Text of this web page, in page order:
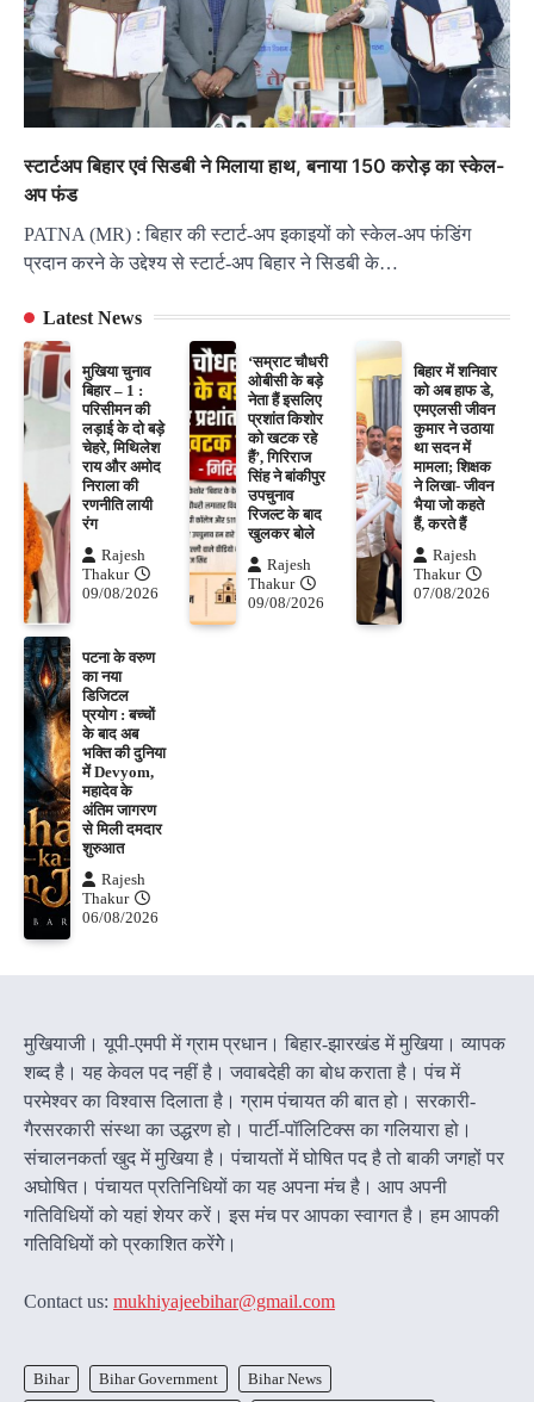
स्टार्टअप बिहार एवं सिडबी ने मिलाया हाथ, बनाया 150 करोड़ का स्केल-
अप फंड
PATNA (MR) : बिहार की स्टार्ट-अप इकाइयों को स्केल-अप फंडिंग
प्रदान करने के उद्देश्य से स्टार्ट-अप बिहार ने सिडबी के…
Latest News
मुखिया चुनाव
बिहार – 1 :
परिसीमन की
लड़ाई के दो बड़े
चेहरे, मिथिलेश
राय और अमोद
निराला की
रणनीति लायी
रंग
Rajesh
Thakur
09/08/2026
‘सम्राट चौधरी
ओबीसी के बड़े
नेता हैं इसलिए
प्रशांत किशोर
को खटक रहे
हैं’, गिरिराज
सिंह ने बांकीपुर
उपचुनाव
रिजल्ट के बाद
खुलकर बोले
Rajesh
Thakur
09/08/2026
बिहार में शनिवार
को अब हाफ डे,
एमएलसी जीवन
कुमार ने उठाया
था सदन में
मामला; शिक्षक
ने लिखा- जीवन
भैया जो कहते
हैं, करते हैं
Rajesh
Thakur
07/08/2026
पटना के वरुण
का नया
डिजिटल
प्रयोग : बच्चों
के बाद अब
भक्ति की दुनिया
में Devyom,
महादेव के
अंतिम जागरण
से मिली दमदार
शुरुआत
Rajesh
Thakur
06/08/2026
मुखियाजी। यूपी-एमपी में ग्राम प्रधान। बिहार-झारखंड में मुखिया। व्यापक
शब्द है। यह केवल पद नहीं है। जवाबदेही का बोध कराता है। पंच में
परमेश्वर का विश्वास दिलाता है। ग्राम पंचायत की बात हो। सरकारी-
गैरसरकारी संस्था का उद्धरण हो। पार्टी-पॉलिटिक्स का गलियारा हो।
संचालनकर्ता खुद में मुखिया है। पंचायतों में घोषित पद है तो बाकी जगहों पर
अघोषित। पंचायत प्रतिनिधियों का यह अपना मंच है। आप अपनी
गतिविधियों को यहां शेयर करें। इस मंच पर आपका स्वागत है। हम आपकी
गतिविधियों को प्रकाशित करेंगेे।
Contact us: mukhiyajeebihar@gmail.com
Bihar Bihar Government
Bihar News